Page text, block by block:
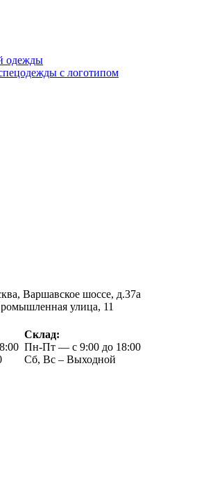
одежды
с логотипом
Варшавское шоссе, д.37а
улица, 11
Склад:
Пн-Пт — с 9:00 до 18:00
Сб, Вс – Выходной